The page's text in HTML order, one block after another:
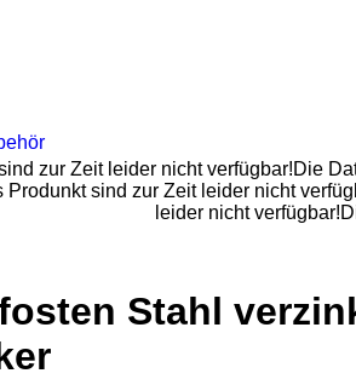
zur Zeit leider nicht verfügbar!Die
sind zur Zeit leider nicht
leider nicht
Stahl